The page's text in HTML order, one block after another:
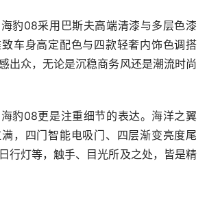
豹08采用巴斯夫高端清漆与多层色漆
车身高定配色与四款轻奢内饰色调搭
出众，无论是沉稳商务风还是潮流时尚
豹08更是注重细节的表达。海洋之翼
，四门智能电吸门、四层渐变亮度尾
行灯等，触手、目光所及之处，皆是精